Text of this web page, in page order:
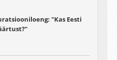
"Kas Eesti